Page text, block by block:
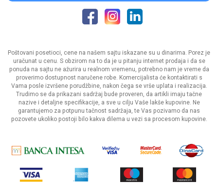
Poštovani posetioci, cene na našem sajtu iskazane su u dinarima. Porez je
uračunat u cenu. S obzirom na to da je u pitanju internet prodaja i da se
ponuda na sajtu ne ažurira u realnom vremenu, potrebno nam je vreme da
proverimo dostupnost naručene robe. Komercijalista će kontaktirati s
Vama posle izvršene porudžbine, nakon čega se vrše uplata i realizacija.
Trudimo se da prikazani sadržaj bude proveren, da artikli imaju tačne
nazive i detaljne specifikacije, a sve u cilju Vaše lakše kupovine. Ne
garantujemo za potpunu tačnost sadržaja, te Vas pozivamo da nas
pozovete ukoliko postoji bilo kakva dilema u vezi sa procesom kupovine.